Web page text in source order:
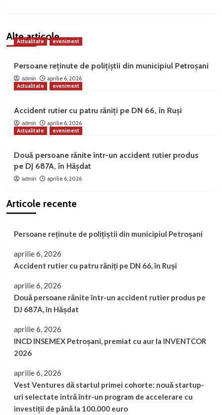
Alte articole
Actualitate eveniment
Persoane reținute de polițiștii din municipiul Petroșani
admin
aprilie 6, 2026
Actualitate
eveniment
Accident rutier cu patru răniți pe DN 66, în Ruși
admin
aprilie 6, 2026
Actualitate
eveniment
Două persoane rănite într-un accident rutier produs
pe DJ 687A, în Hășdat
admin aprilie 6, 2026
Articole recente
Persoane reținute de polițiștii din municipiul Petroșani
aprilie 6, 2026
Accident rutier cu patru răniți pe DN 66, în Ruși
aprilie 6, 2026
Două persoane rănite într-un accident rutier produs pe
DJ 687A, în Hășdat
aprilie 6, 2026
INCD INSEMEX Petroșani, premiat cu aur la INVENTCOR
2026
aprilie 6, 2026
Vest Ventures dă startul primei cohorte: nouă startup-
uri selectate intră într-un program de accelerare cu
investiții de până la 100.000 euro